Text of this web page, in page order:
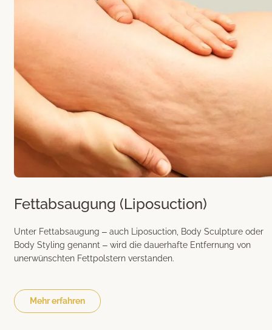
Fettabsaugung (Liposuction)
Unter Fettabsaugung – auch Liposuction, Body Sculpture oder
Body Styling genannt – wird die dauerhafte Entfernung von
unerwünschten Fettpolstern verstanden.
Mehr erfahren